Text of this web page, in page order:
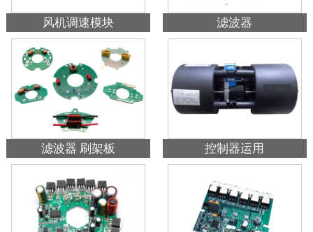
风机调速模块 滤波器
滤波器 刷架板 控制器运用